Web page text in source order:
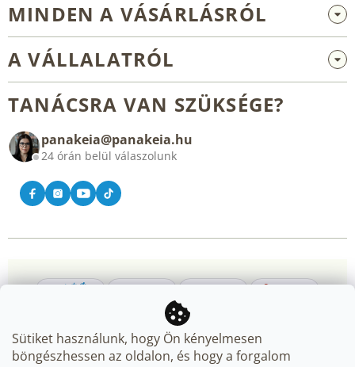
Sütiket használunk, hogy Ön kényelmesen
böngészhessen az oldalon, és hogy a forgalom
MINDEN A VÁSÁRLÁSRÓL
Nagykereskedelem és együttműködés
Általános üzleti feltételek
A VÁLLALATRÓL
Kapcsolat
TANÁCSRA VAN SZÜKSÉGE?
panakeia@panakeia.hu
24 órán belül válaszolunk